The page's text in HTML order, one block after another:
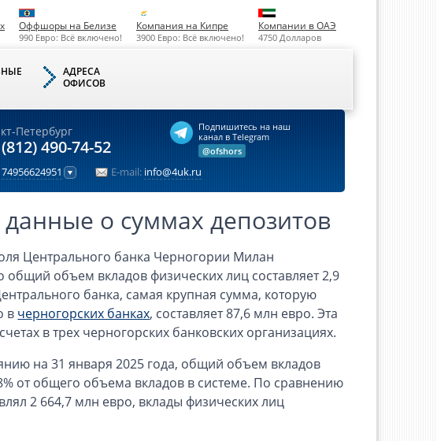
Оффшоры на Белизе
990 Евро: Всё включено!
Компания на Кипре
3900 Евро: Всё включено!
Компании в ОАЭ
4750 Долларов
АДРЕСА
ОФИСОВ
Петербург
490-74-52
Подпишитесь на наш
канал в Telegram
@ofshors
74956624951 E-mail: info@4uk.ru
о суммах депозитов
Центрального банка Черногории Милан
объем вкладов физических лиц составляет 2,9
банка, самая крупная сумма, которую
в черногорских банках, составляет 87,6 млн евро. Эта
в трех черногорских банковских организациях.
на 31 января 2025 года, общий объем вкладов
от общего объема вкладов в системе. По сравнению
2 664,7 млн ​​евро, вклады физических лиц